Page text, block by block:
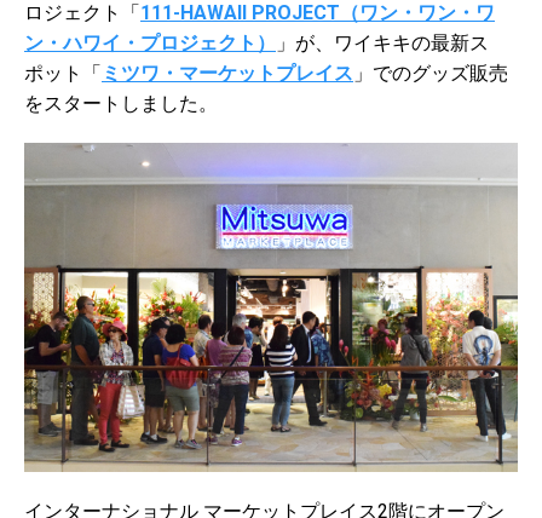
ロジェクト「111-HAWAII PROJECT（ワン・ワン・ワ
ン・ハワイ・プロジェクト）
」が、ワイキキの最新ス
ポット「 ミツワ・マーケットプレイス 」でのグッズ販売
をスタートしました。
インターナショナル マーケットプレイス2階にオープン